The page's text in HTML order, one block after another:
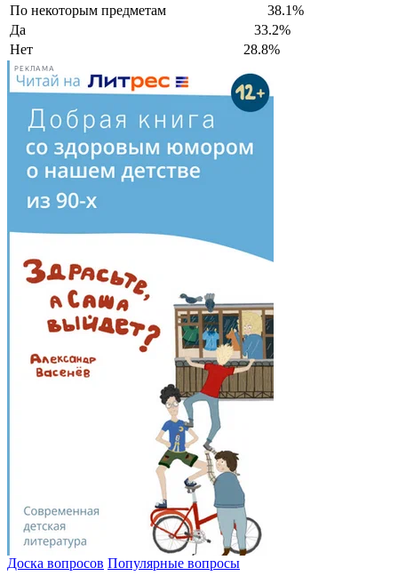
По некоторым предметам
38.1%
Да
33.2%
Нет
28.8%
РЕКЛАМА
Доска вопросов Популярные вопросы